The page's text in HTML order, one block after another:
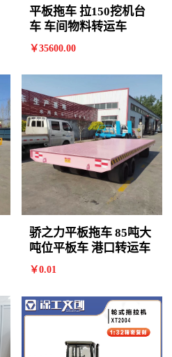
平板拖车 拉150挖机台
车 车间物料转运车
￥35600.00
骄之力平板拖车 85吨大
吨位平板车 港口转运车
￥0.01